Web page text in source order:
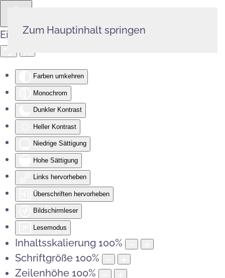
Eingabehilfen öffnen
Farben umkehren
Monochrom
Dunkler Kontrast
Heller Kontrast
Niedrige Sättigung
Hohe Sättigung
Links hervorheben
Überschriften hervorheben
Bildschirmleser
Lesemodus
Inhaltsskalierung 100%
Schriftgröße 100%
Zeilenhöhe 100%
Zum Hauptinhalt springen